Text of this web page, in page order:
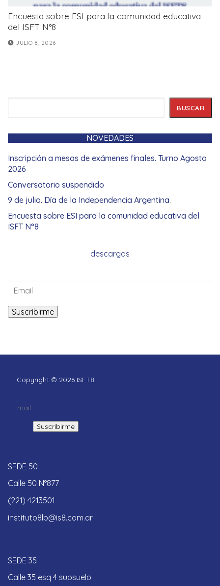
Encuesta sobre ESI para la comunidad educativa
del ISFT N°8
JULIO 8, 2026
BUSCAR
NOVEDADES
Inscripción a mesas de exámenes finales. Turno Agosto
2026
Conversatorio suspendido
9 de julio. Día de la Independencia Argentina.
Encuesta sobre ESI para la comunidad educativa del
ISFT N°8
descargas
Copyright © 2026 ISFT8
SEDE 50
Calle 50 N°877
(221) 4213501
instituto8lp@is8.com.ar
SEDE 35
Calle 35 esq 4 subsuelo